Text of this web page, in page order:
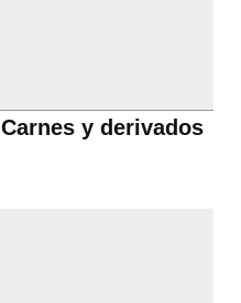
Carnes y derivados